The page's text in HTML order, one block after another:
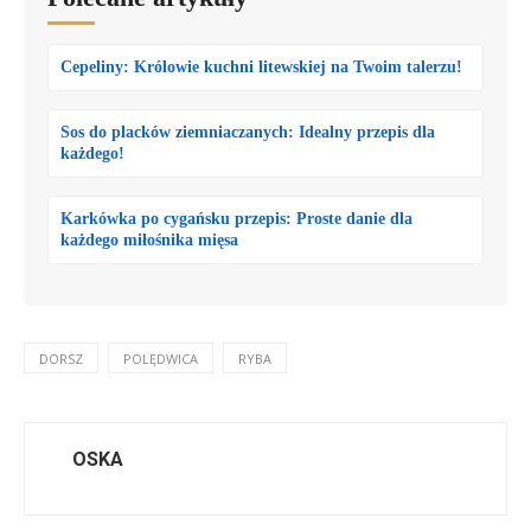
Cepeliny: Królowie kuchni litewskiej na Twoim talerzu!
Sos do placków ziemniaczanych: Idealny przepis dla
każdego!
Karkówka po cygańsku przepis: Proste danie dla
każdego miłośnika mięsa
DORSZ POLĘDWICA RYBA
OSKA